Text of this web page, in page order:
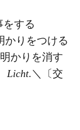
をする
かりをつける
明かりを消す
Licht.＼〔交